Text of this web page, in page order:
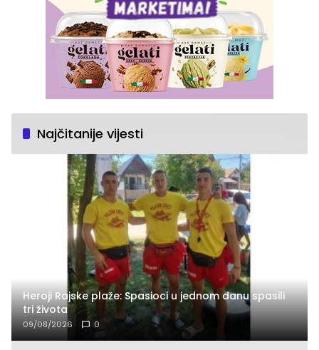
Najčitanije vijesti
Heroji Rajske plaže: Spasioci u jednom danu spasili
tri života
09/08/2026 0